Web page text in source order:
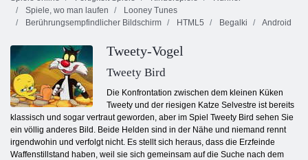
Spiele, wo man laufen
Looney Tunes
Berührungsempfindlicher Bildschirm
HTML5 Begalki Android
Tweety-Vogel
Tweety Bird
Die Konfrontation zwischen dem kleinen Küken
Tweety und der riesigen Katze Selvestre ist bereits
klassisch und sogar vertraut geworden, aber im Spiel Tweety Bird sehen Sie
ein völlig anderes Bild. Beide Helden sind in der Nähe und niemand rennt
irgendwohin und verfolgt nicht. Es stellt sich heraus, dass die Erzfeinde
Waffenstillstand haben, weil sie sich gemeinsam auf die Suche nach dem